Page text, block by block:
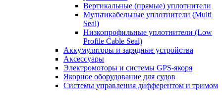
Вертикальные (прямые) уплотнители
Мультикабельные уплотнители (Multi
Seal)
Низкопрофильные уплотнители (Low
Profile Cable Seal)
Аккумуляторы и зарядные устройства
Аксессуары
Электромоторы и системы GPS-якоря
Якорное оборудование для судов
Системы управления дифферентом и тримом